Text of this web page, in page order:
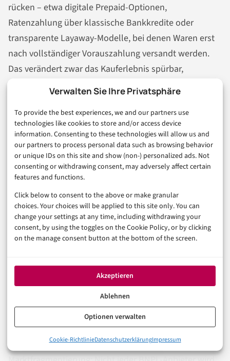
Verwalten Sie Ihre Privatsphäre
To provide the best experiences, we and our partners use
technologies like cookies to store and/or access device
information. Consenting to these technologies will allow us and
our partners to process personal data such as browsing behavior
or unique IDs on this site and show (non-) personalized ads. Not
consenting or withdrawing consent, may adversely affect certain
features and functions.
Click below to consent to the above or make granular
choices. Your choices will be applied to this site only. You can
change your settings at any time, including withdrawing your
consent, by using the toggles on the Cookie Policy, or by clicking
on the manage consent button at the bottom of the screen.
Akzeptieren
Ablehnen
Optionen verwalten
Cookie-RichtlinieDatenschutzerklärungImpressum
rücken – etwa digitale Prepaid-Optionen,
Ratenzahlung über klassische Bankkredite oder
transparente Layaway-Modelle, bei denen Waren erst
nach vollständiger Vorauszahlung versandt werden.
Das verändert zwar das Kauferlebnis spürbar,
Seiten vor überschuldungsrelevanten Situationen.
Was bleibt – und was noch
offen ist
Die BNPL-Regulierung ist kein Todesstoß für Ratenkauf
im E-Commerce. Sie ist eine Reifung: von einem
Marketingtool, das Verbraucherschutzlücken nutzte,
zu einem regulierten Kreditprodukt mit klaren
Partnern, sauberem Checkout und geprüften
Datenmodellen – verliert vielleicht etwas Conversion in
der Ablehnungsquote, gewinnt aber an
Das eigentliche Problem dabei bleibt die
Der regulatorische Schnitt: Was CCD II und AbsFinAG